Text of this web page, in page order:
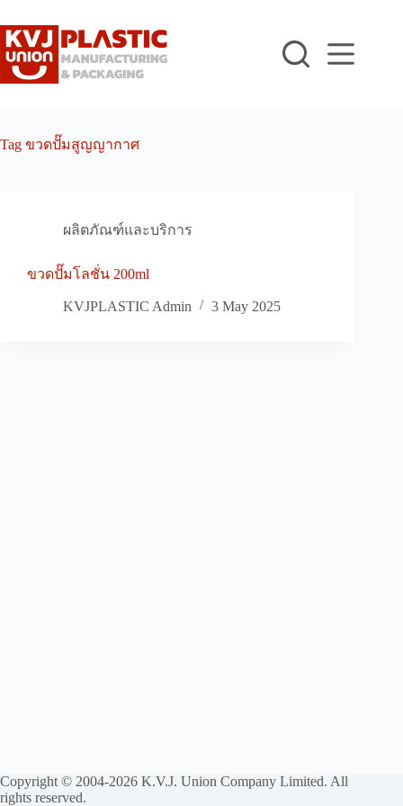
to
content
Tag ขวดปั๊มสูญญากาศ
ผลิตภัณฑ์และบริการ
ขวดปั๊มโลชั่น 200ml
KVJPLASTIC Admin 3 May 2025
Copyright © 2004-2026 K.V.J. Union Company Limited. All
rights reserved.